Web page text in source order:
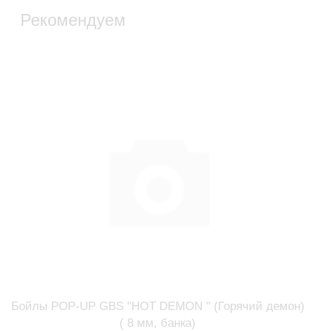
Рекомендуем
Бойлы POP-UP GBS "HOT DEMON " (Горячий демон)
( 8 мм, банка)